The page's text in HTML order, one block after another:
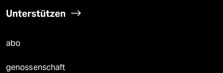
Unterstützen
abo
genossenschaft